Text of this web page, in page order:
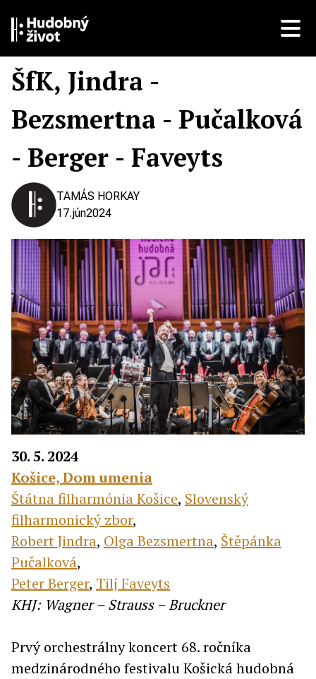
ŠfK, Jindra -
Bezsmertna - Pučalková
- Berger - Faveyts
TAMÁS HORKAY
17.jún2024
30. 5. 2024
Košice, Dom umenia
Štátna filharmónia Košice, Slovenský
filharmonický zbor,
Robert Jindra, Olga Bezsmertna, Štěpánka
Pučalková,
Peter Berger, Tilj Faveyts
KHJ: Wagner – Strauss – Bruckner
Prvý orchestrálny koncert 68. ročníka
medzinárodného festivalu Košická hudobná